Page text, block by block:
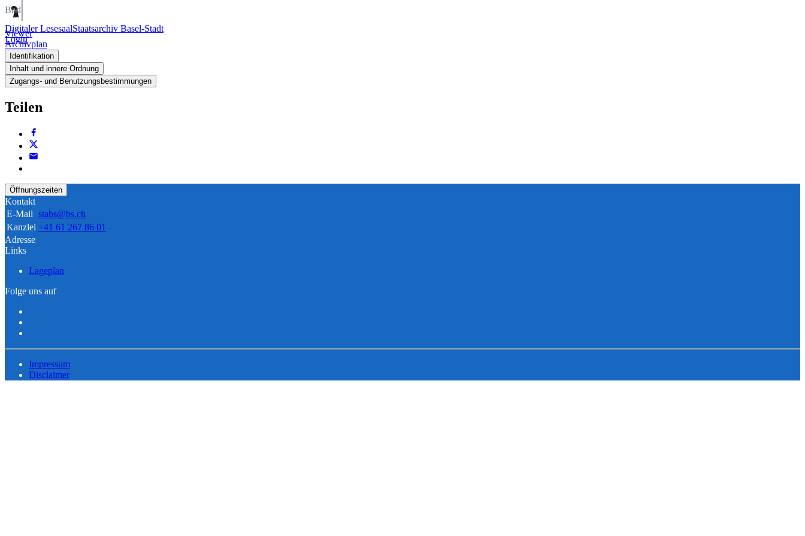
Digitaler LesesaalStaatsarchiv Basel-Stadt
Login
Bild
Viewer
Archivplan
Identifikation
Inhalt und innere Ordnung
Zugangs- und Benutzungsbestimmungen
Teilen
Öffnungszeiten
Kontakt
E-Mail stabs@bs.ch
Kanzlei +41 61 267 86 01
Adresse
Links
Lageplan
Folge uns auf
Impressum
Disclaimer